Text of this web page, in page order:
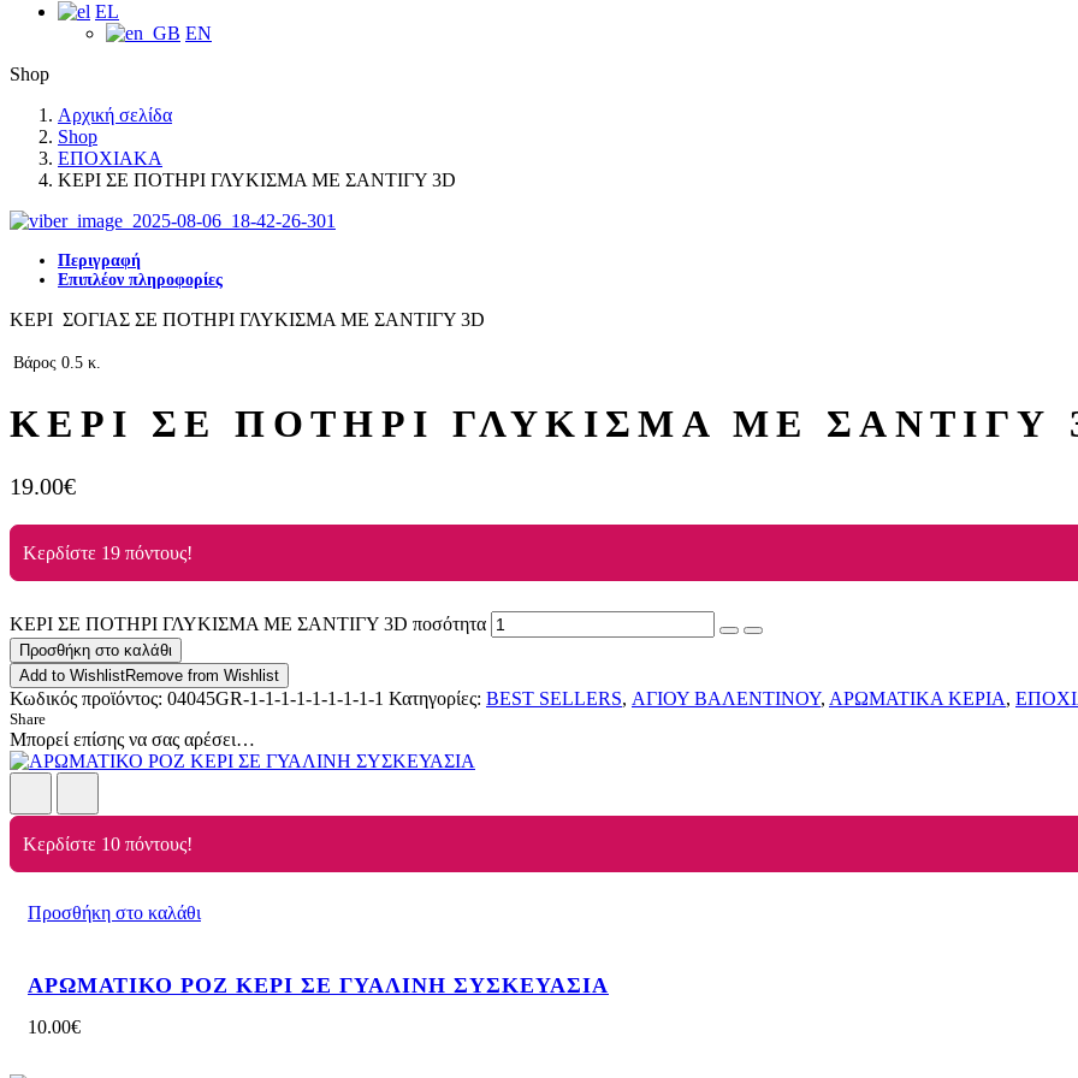
EL
EN
Shop
Αρχική σελίδα
Shop
ΕΠΟΧΙΑΚΑ
ΚΕΡΙ ΣΕ ΠΟΤΗΡΙ ΓΛΥΚΙΣΜΑ ΜΕ ΣΑΝΤΙΓΥ 3D
Περιγραφή
Επιπλέον πληροφορίες
ΚΕΡΙ ΣΟΓΙΑΣ ΣΕ ΠΟΤΗΡΙ ΓΛΥΚΙΣΜΑ ΜΕ ΣΑΝΤΙΓΥ 3D
Βάρος 0.5 κ.
ΚΕΡΙ ΣΕ ΠΟΤΗΡΙ ΓΛΥΚΙΣΜΑ ΜΕ ΣΑΝΤΙΓΥ
19.00€
Κερδίστε 19 πόντους!
ΚΕΡΙ ΣΕ ΠΟΤΗΡΙ ΓΛΥΚΙΣΜΑ ΜΕ ΣΑΝΤΙΓΥ 3D ποσότητα
Προσθήκη στο καλάθι
Add to WishlistRemove from Wishlist
Κωδικός προϊόντος: 04045GR-1-1-1-1-1-1-1-1-1 Κατηγορίες: BEST SELLERS, ΑΓΙΟΥ ΒΑΛΕΝΤΙΝΟΥ, ΑΡΩΜΑΤΙΚΑ ΚΕΡΙΑ,
Share
Μπορεί επίσης να σας αρέσει…
Κερδίστε 10 πόντους!
Προσθήκη στο καλάθι
ΑΡΩΜΑΤΙΚΟ ΡΟΖ ΚΕΡΙ ΣΕ ΓΥΑΛΙΝΗ ΣΥΣΚΕΥΑΣΙΑ
10.00€